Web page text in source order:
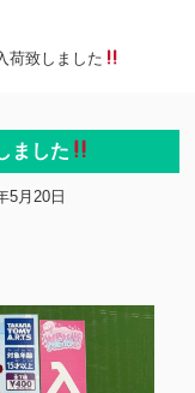
荷致しました
ました
5月20日